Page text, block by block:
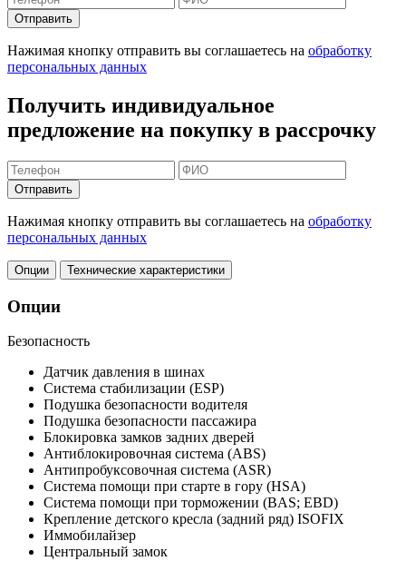
Отправить
Нажимая кнопку отправить вы соглашаетесь на обработку
персональных данных
Получить индивидуальное
предложение на покупку в рассрочку
Отправить
Нажимая кнопку отправить вы соглашаетесь на обработку
персональных данных
Опции Технические характеристики
Опции
Безопасность
Датчик давления в шинах
Система стабилизации (ESP)
Подушка безопасности водителя
Подушка безопасности пассажира
Блокировка замков задних дверей
Антиблокировочная система (ABS)
Антипробуксовочная система (ASR)
Система помощи при старте в гору (HSA)
Система помощи при торможении (BAS; EBD)
Крепление детского кресла (задний ряд) ISOFIX
Иммобилайзер
Центральный замок